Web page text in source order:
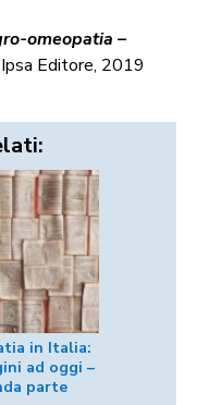
omeopatia –
Editore, 2019
in Italia:
ad oggi –
parte